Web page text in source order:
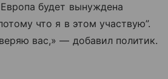
будет вынуждена
что я в этом участвую”.
вас,» — добавил политик.